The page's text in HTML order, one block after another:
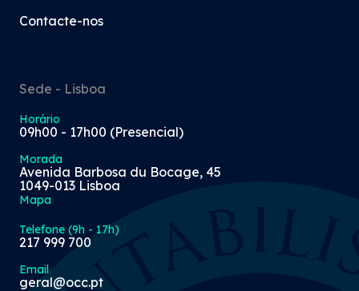
Contacte-nos
Sede - Lisboa
Horário
09h00 - 17h00 (Presencial)
Morada
Avenida Barbosa du Bocage, 45
1049-013 Lisboa
Mapa
Telefone (9h - 17h)
217 999 700
Email
geral@occ.pt